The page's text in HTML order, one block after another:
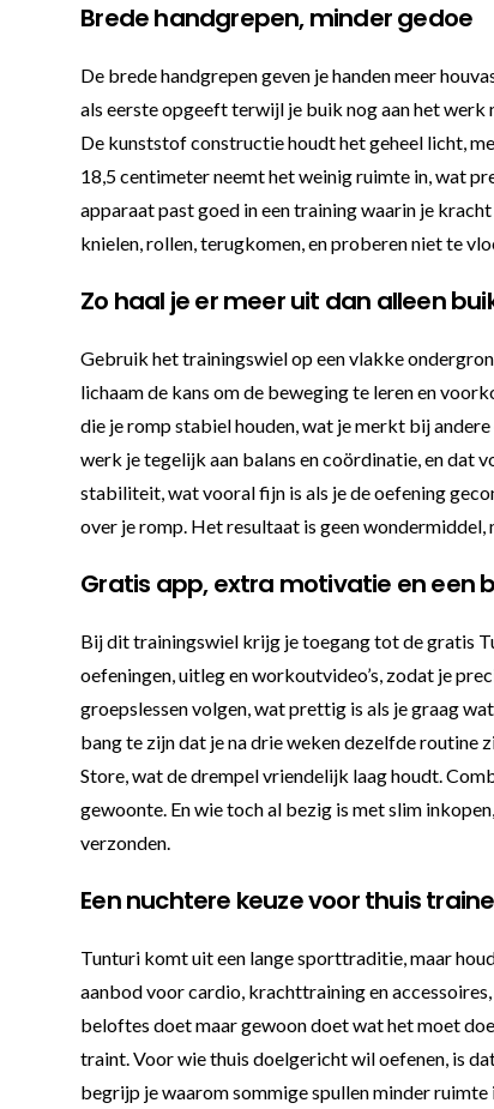
Brede handgrepen, minder gedoe
De brede handgrepen geven je handen meer
als eerste opgeeft terwijl je buik nog aan het
De kunststof constructie houdt het geheel licht,
18,5 centimeter neemt het weinig ruimte in, wat
apparaat past goed in een training waarin je
knielen, rollen, terugkomen, en proberen niet te
Zo haal je er meer uit dan alleen
Gebruik het trainingswiel op een vlakke
lichaam de kans om de beweging te leren en
die je romp stabiel houden, wat je merkt bij
werk je tegelijk aan balans en coördinatie, en dat
stabiliteit, wat vooral fijn is als je de oefening
over je romp. Het resultaat is geen
Gratis app, extra motivatie en een
Bij dit trainingswiel krijg je toegang tot de gratis
oefeningen, uitleg en workoutvideo’s, zodat je
groepslessen volgen, wat prettig is als je graag
bang te zijn dat je na drie weken dezelfde routine
Store, wat de drempel vriendelijk laag houdt.
gewoonte. En wie toch al bezig is met slim
verzonden.
Een nuchtere keuze voor thuis
Tunturi komt uit een lange sporttraditie, maar
aanbod voor cardio, krachttraining en
beloftes doet maar gewoon doet wat het moet
traint. Voor wie thuis doelgericht wil oefenen, is
begrijp je waarom sommige spullen minder ruimte